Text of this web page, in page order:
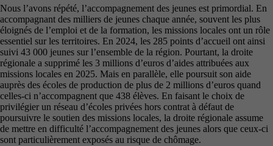
Nous l’avons répété, l’accompagnement des jeunes est primordial. En
accompagnant des milliers de jeunes chaque année, souvent les plus
éloignés de l’emploi et de la formation, les missions locales ont un rôle
essentiel sur les territoires. En 2024, les 285 points d’accueil ont ainsi
suivi 43 000 jeunes sur l’ensemble de la région. Pourtant, la droite
régionale a supprimé les 3 millions d’euros d’aides attribuées aux
missions locales en 2025. Mais en parallèle, elle poursuit son aide
auprès des écoles de production de plus de 2 millions d’euros quand
celles-ci n’accompagnent que 438 élèves. En faisant le choix de
privilégier un réseau d’écoles privées hors contrat à défaut de
poursuivre le soutien des missions locales, la droite régionale assume
de mettre en difficulté l’accompagnement des jeunes alors que ceux-ci
sont particulièrement exposés au risque de chômage.